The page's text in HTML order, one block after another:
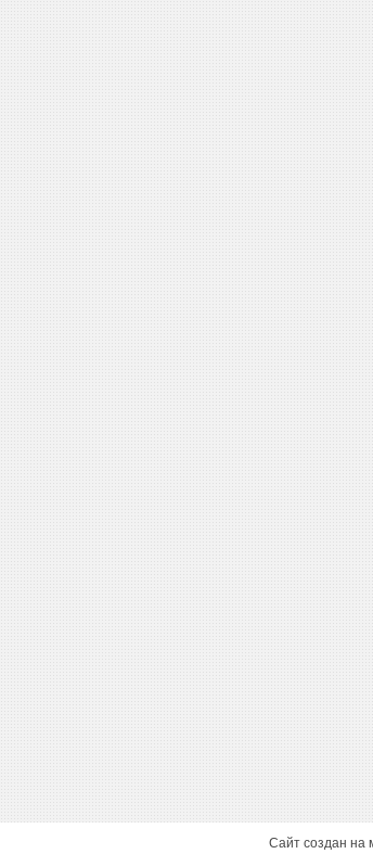
Сайт создан на